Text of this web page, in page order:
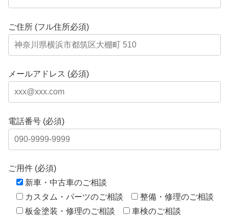
ご住所 (フル住所必須)
メールアドレス (必須)
電話番号 (必須)
ご用件 (必須)
新車・中古車のご相談
カスタム・パーツのご相談
整備・修理のご相談
板金塗装・修理のご相談
車検のご相談